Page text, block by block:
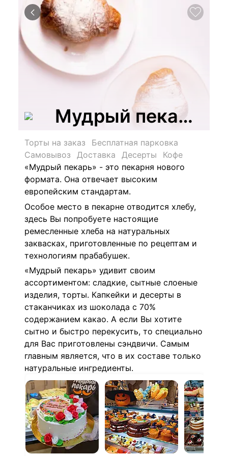
Мудрый пекарь,
Торты на заказ
Бесплатная парковка
Самовывоз
Доставка Десерты
Кофе
«Мудрый пекарь» - это пекарня нового
формата. Она отвечает высоким
европейским стандартам.
Особое место в пекарне отводится хлебу,
здесь Вы попробуете настоящие
ремесленные хлеба на натуральных
заквасках, приготовленные по рецептам и
технологиям прабабушек.
«Мудрый пекарь» удивит своим
ассортиментом: сладкие, сытные слоеные
изделия, торты. Капкейки и десерты в
стаканчиках из шоколада с 70%
содержанием какао. А если Вы хотите
сытно и быстро перекусить, то специально
для Вас приготовлены сэндвичи. Самым
главным является, что в их составе только
натуральные ингредиенты.